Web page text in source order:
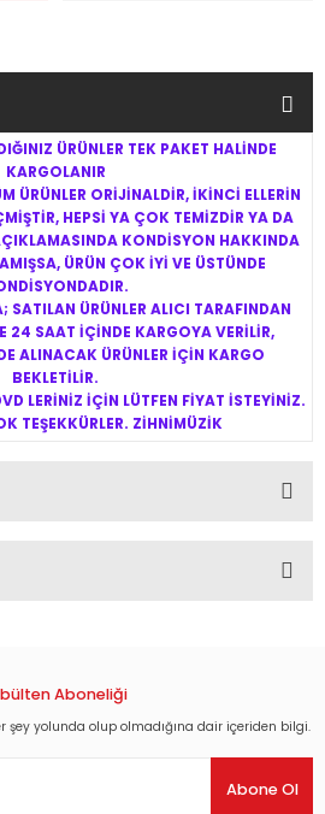
ÜRÜNLER TEK PAKET HALİNDE
KARGOLANIR
ÜRÜNLER ORİJİNALDİR, İKİNCİ ELLERİN
HEPSİ YA ÇOK TEMİZDİR YA DA
KONDİSYON HAKKINDA
ÜRÜN ÇOK İYİ VE ÜSTÜNDE
SATILAN ÜRÜNLER ALICI TARAFINDAN
24 SAAT İÇİNDE KARGOYA VERİLİR,
ALINACAK ÜRÜNLER İÇİN KARGO
BEKLETİLİR.
LERİNİZ İÇİN LÜTFEN FİYAT İSTEYİNİZ.
TEŞEKKÜRLER. ZİHNİMÜZİK
ederiz.
bilgiler bulunuyor.
Aboneliği
şey yolunda olup olmadığına dair içeriden bilgi.
Abone Ol